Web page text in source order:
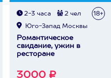
2-3 часа 2 чел 18+
Юго-Запад Москвы
Романтическое
свидание, ужин в
ресторане
3000 ₽